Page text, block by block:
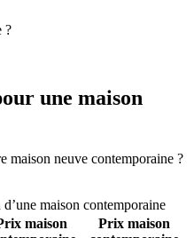
?
une maison
maison neuve contemporaine ?
maison contemporaine
maison
Prix maison